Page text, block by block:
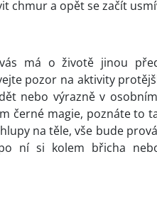
chmur a opět se začít
má o životě jinou
pozor na aktivity
nebo výrazně v
černé magie, poznáte to
na těle, vše bude
ní si kolem břicha